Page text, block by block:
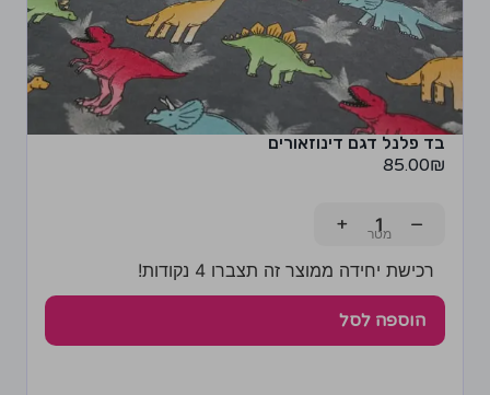
בד פלנל דגם דינוזאורים
85.00₪
−
+
רכישת יחידה ממוצר זה תצברו 4 נקודות!
הוספה לסל